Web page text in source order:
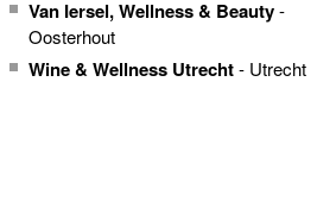
Van Iersel, Wellness & Beauty-
Oosterhout
Wine & Wellness Utrecht- Utrecht